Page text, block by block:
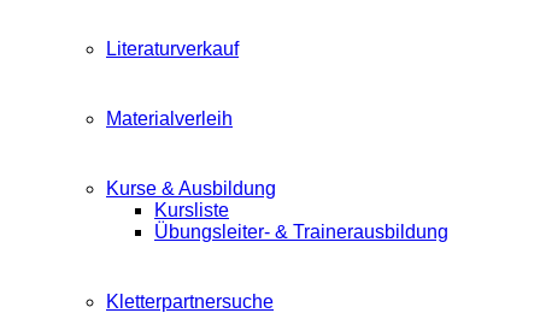
Literaturverkauf
Materialverleih
Kurse & Ausbildung
Kursliste
Übungsleiter- & Trainerausbildung
Kletterpartnersuche